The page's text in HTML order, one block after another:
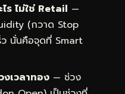
ร ไม่ใช่ Retail —
(กวาด Stop
ว นั่นคือจุดที่ Smart
เวลาทอง — ช่วง